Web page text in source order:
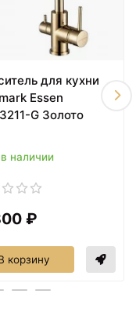
для
для кухни
Essen
G Золото
наличии
₽
корзину